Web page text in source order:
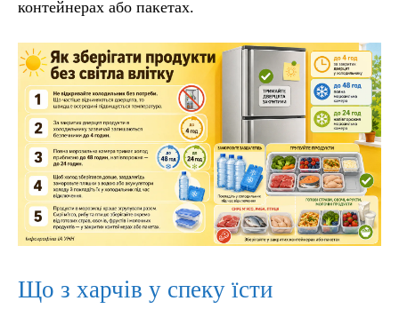
контейнерах або пакетах.
Що з харчів у спеку їсти